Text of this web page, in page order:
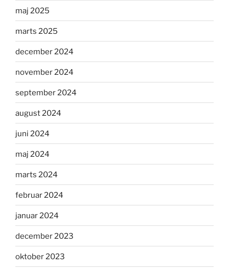
maj 2025
marts 2025
december 2024
november 2024
september 2024
august 2024
juni 2024
maj 2024
marts 2024
februar 2024
januar 2024
december 2023
oktober 2023